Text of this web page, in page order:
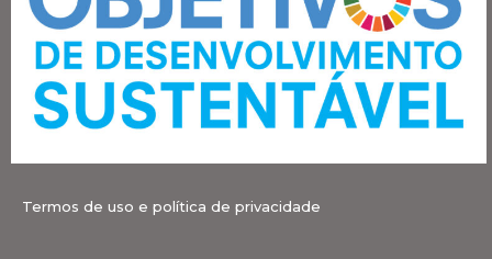
Termos de uso e política de privacidade